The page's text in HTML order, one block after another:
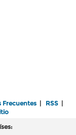
Frecuentes | RSS |